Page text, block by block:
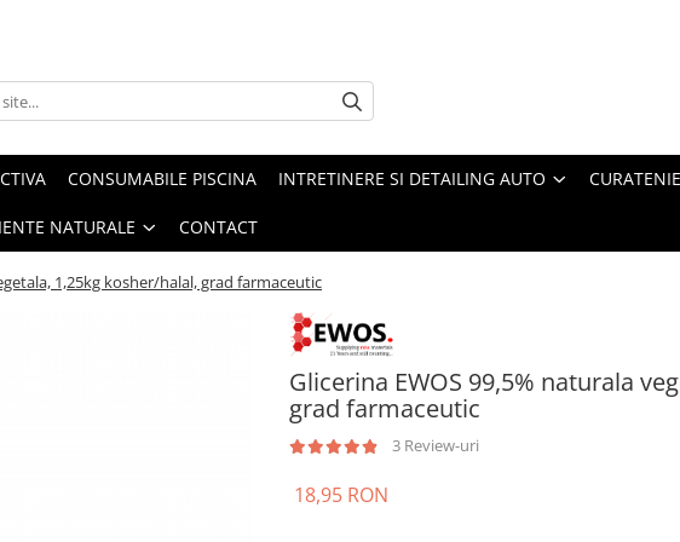
CONSUMABILE PISCINA INTRETINERE SI DETAILING AUTO
NATURALE CONTACT
1,25kg kosher/halal, grad farmaceutic
Glicerina EWOS 99,5% naturala
grad farmaceutic
3 Review-uri
18,95 RON